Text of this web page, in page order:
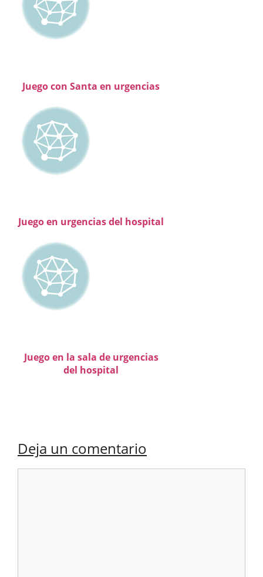
Juego con Santa en urgencias
Juego en urgencias del hospital
Juego en la sala de urgencias
del hospital
Deja un comentario